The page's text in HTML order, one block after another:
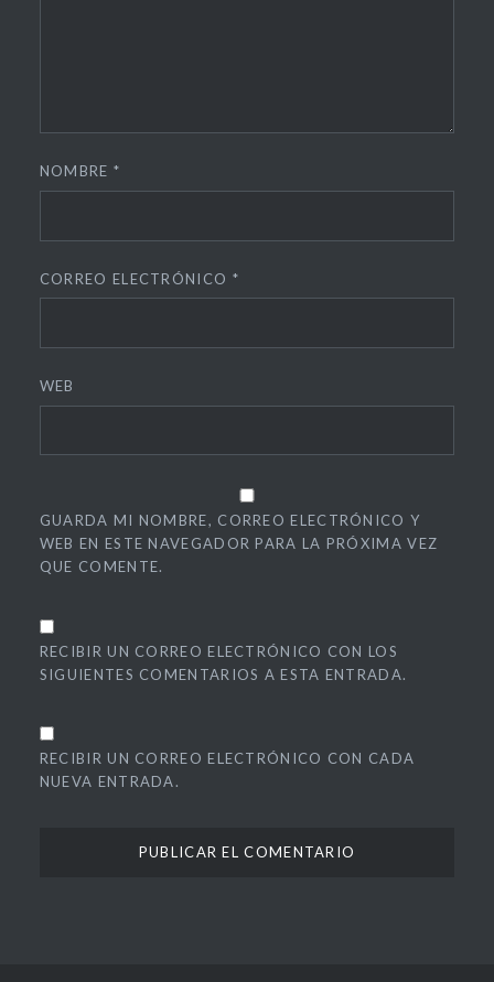
NOMBRE *
CORREO ELECTRÓNICO *
WEB
GUARDA MI NOMBRE, CORREO ELECTRÓNICO Y
WEB EN ESTE NAVEGADOR PARA LA PRÓXIMA VEZ
QUE COMENTE.
RECIBIR UN CORREO ELECTRÓNICO CON LOS
SIGUIENTES COMENTARIOS A ESTA ENTRADA.
RECIBIR UN CORREO ELECTRÓNICO CON CADA
NUEVA ENTRADA.